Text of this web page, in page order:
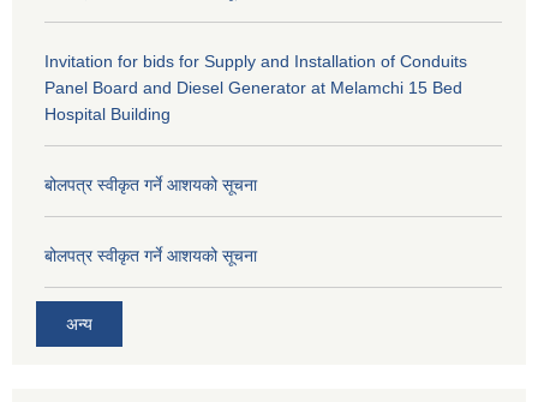
Invitation for bids for Supply and Installation of Conduits
Panel Board and Diesel Generator at Melamchi 15 Bed
Hospital Building
बोलपत्र स्वीकृत गर्ने आशयको सूचना
बोलपत्र स्वीकृत गर्ने आशयको सूचना
अन्य